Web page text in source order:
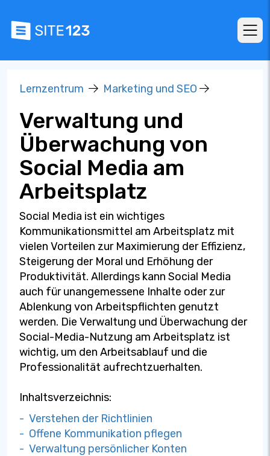
Lernzentrum Marketing und SEO
Verwaltung und
Überwachung von
Social Media am
Arbeitsplatz
Social Media ist ein wichtiges
Kommunikationsmittel am Arbeitsplatz mit
vielen Vorteilen zur Maximierung der Effizienz,
Steigerung der Moral und Erhöhung der
Produktivität. Allerdings kann Social Media
auch für unangemessene Inhalte oder zur
Ablenkung von Arbeitspflichten genutzt
werden. Die Verwaltung und Überwachung der
Social-Media-Nutzung am Arbeitsplatz ist
wichtig, um den Arbeitsablauf und die
Professionalität aufrechtzuerhalten.
Inhaltsverzeichnis:
- Verstehen der Richtlinien
- Offene Kommunikation pflegen
- Verwaltung persönlicher Konten